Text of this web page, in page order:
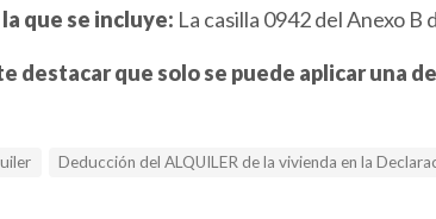
que se incluye: La casilla 0942 del Anexo B
destacar que solo se puede aplicar una
Deducción del ALQUILER de la vivienda en la